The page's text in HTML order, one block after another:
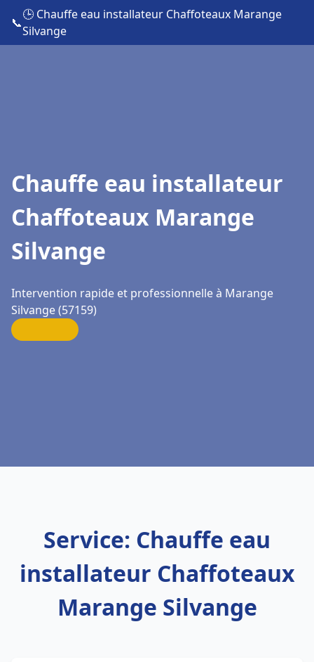
📞
🕒 Chauffe eau installateur Chaffoteaux Marange
Silvange
Chauffe eau installateur
Chaffoteaux Marange
Silvange
Intervention rapide et professionnelle à Marange
Silvange (57159)
Service: Chauffe eau
installateur Chaffoteaux
Marange Silvange